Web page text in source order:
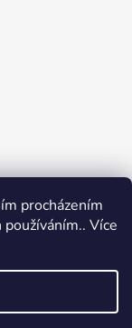
procházením
Více